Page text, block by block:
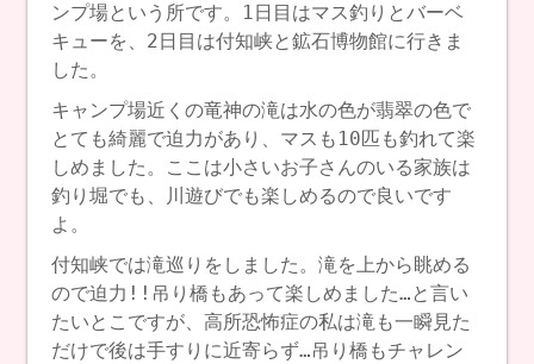
ンプ場という所です。1日目はマス釣りとバーベ
キューを、2日目は付知峡と鉱石博物館に行きま
した。
キャンプ場近くの竜神の滝は水の色が翡翠の色で
とても綺麗で迫力があり、マスも10匹も釣れて楽
しめました。ここは小さいお子さんのいる家族は
釣り堀でも、川遊びでも楽しめるので良いです
よ。
付知峡では滝巡りをしました。滝を上から眺める
ので迫力!!吊り橋もあって楽しめました…と言い
たいとこですが、高所恐怖症の私は滝も一瞬見た
だけで後は手すりに近寄らず…吊り橋もチャレン